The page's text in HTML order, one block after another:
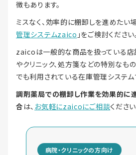
徴もあります。
ミスなく、効率的に棚卸しを進めたい場
管理システムzaico 」をご検討ください
zaicoは一般的な商品を扱っている店
やクリニック、処方箋などの特別なも
でも利用されている在庫管理システム
調剤薬局での棚卸し作業を効果的に
合 は、 お気軽にzaicoにご相談ください
病院・クリニックの方向け